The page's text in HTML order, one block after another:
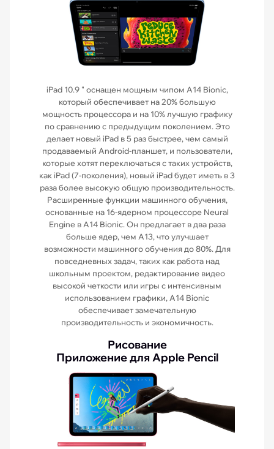
iPad 10.9 " оснащен мощным чипом A14 Bionic,
который обеспечивает на 20% большую
мощность процессора и на 10% лучшую графику
по сравнению с предыдущим поколением. Это
делает новый iPad в 5 раз быстрее, чем самый
продаваемый Android-планшет, и пользователи,
которые хотят переключаться с таких устройств,
как iPad (7-поколения), новый iPad будет иметь в 3
раза более высокую общую производительность.
Расширенные функции машинного обучения,
основанные на 16-ядерном процессоре Neural
Engine в A14 Bionic. Он предлагает в два раза
больше ядер, чем A13, что улучшает
возможности машинного обучения до 80%. Для
повседневных задач, таких как работа над
школьным проектом, редактирование видео
высокой четкости или игры с интенсивным
использованием графики, A14 Bionic
обеспечивает замечательную
производительность и экономичность.
Рисование
Приложение для Apple Pencil